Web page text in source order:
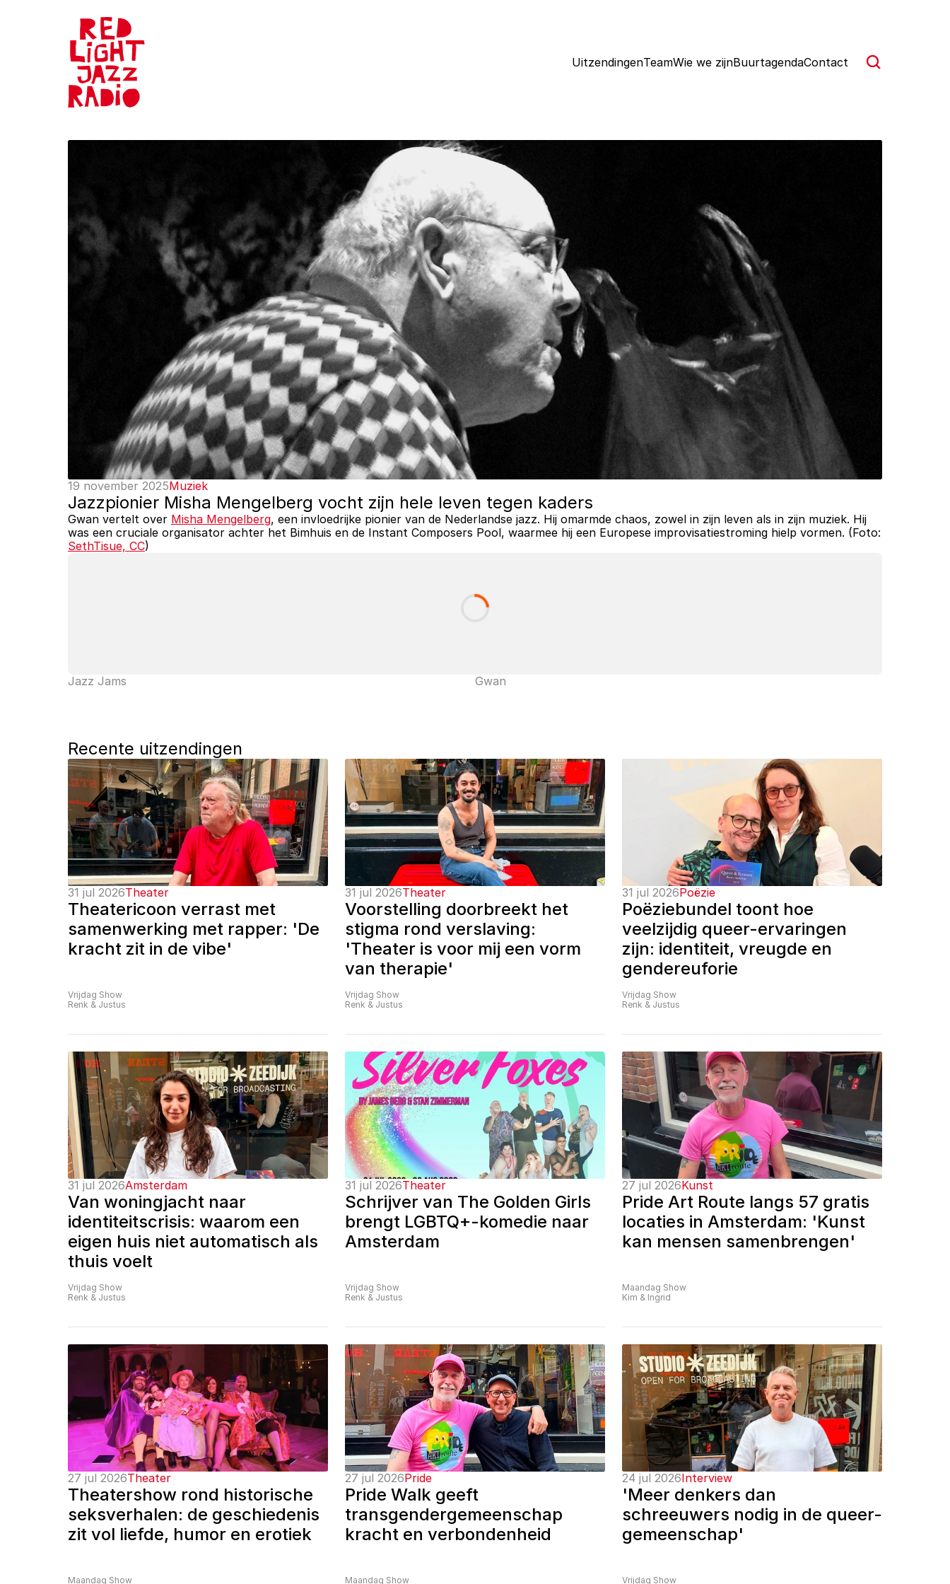
UitzendingenTeamWie we zijnBuurtagendaContact
19 november 2025Muziek
Jazzpionier Misha Mengelberg vocht zijn hele leven tegen kaders
Gwan vertelt over Misha Mengelberg, een invloedrijke pionier van de Nederlandse jazz. Hij omarmde chaos, zowel in zijn leven als in zijn muziek. Hij
SethTisue, CC)
Jazz Jams Gwan
Recente uitzendingen
31 jul 2026Theater
Theatericoon verrast met
samenwerking met rapper: 'De
kracht zit in de vibe'
Vrijdag Show
Renk & Justus
31 jul 2026Theater
Voorstelling doorbreekt het
stigma rond verslaving:
'Theater is voor mij een vorm
van therapie'
Vrijdag Show
Renk & Justus
31 jul 2026Poëzie
Poëziebundel toont hoe
veelzijdig queer-ervaringen
zijn: identiteit, vreugde en
gendereuforie
Vrijdag Show
Renk & Justus
31 jul 2026Amsterdam
Van woningjacht naar
identiteitscrisis: waarom een
eigen huis niet automatisch als
thuis voelt
Vrijdag Show
Renk & Justus
31 jul 2026Theater
Schrijver van The Golden Girls
brengt LGBTQ+-komedie naar
Amsterdam
Vrijdag Show
Renk & Justus
27 jul 2026Kunst
Pride Art Route langs 57 gratis
locaties in Amsterdam: 'Kunst
kan mensen samenbrengen'
Maandag Show
Kim & Ingrid
27 jul 2026Theater
Theatershow rond historische
seksverhalen: de geschiedenis
zit vol liefde, humor en erotiek
Maandag Show
27 jul 2026Pride
Pride Walk geeft
transgendergemeenschap
kracht en verbondenheid
Maandag Show
24 jul 2026Interview
'Meer denkers dan
schreeuwers nodig in de queer-
gemeenschap'
Vrijdag Show